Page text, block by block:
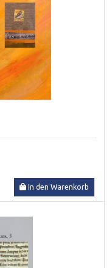
In den Warenkorb